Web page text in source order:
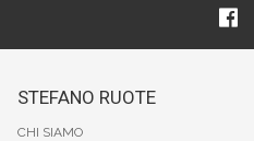
STEFANO RUOTE
CHI SIAMO